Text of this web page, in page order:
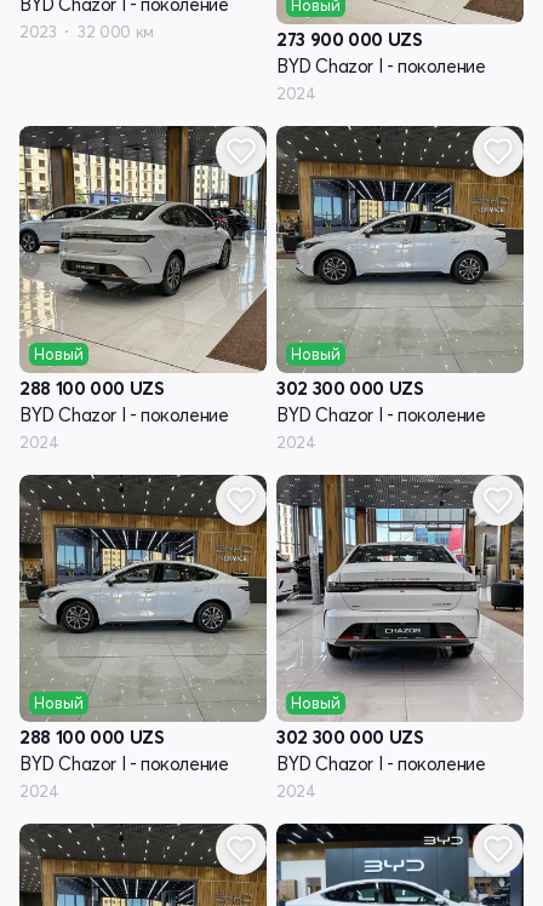
BYD Chazor I - поколение
2023 32 000 км
Новый
273 900 000 UZS
BYD Chazor I - поколение
2024
Новый
288 100 000 UZS
BYD Chazor I - поколение
2024
Новый
302 300 000 UZS
BYD Chazor I - поколение
2024
Новый
288 100 000 UZS
BYD Chazor I - поколение
2024
Новый
302 300 000 UZS
BYD Chazor I - поколение
2024